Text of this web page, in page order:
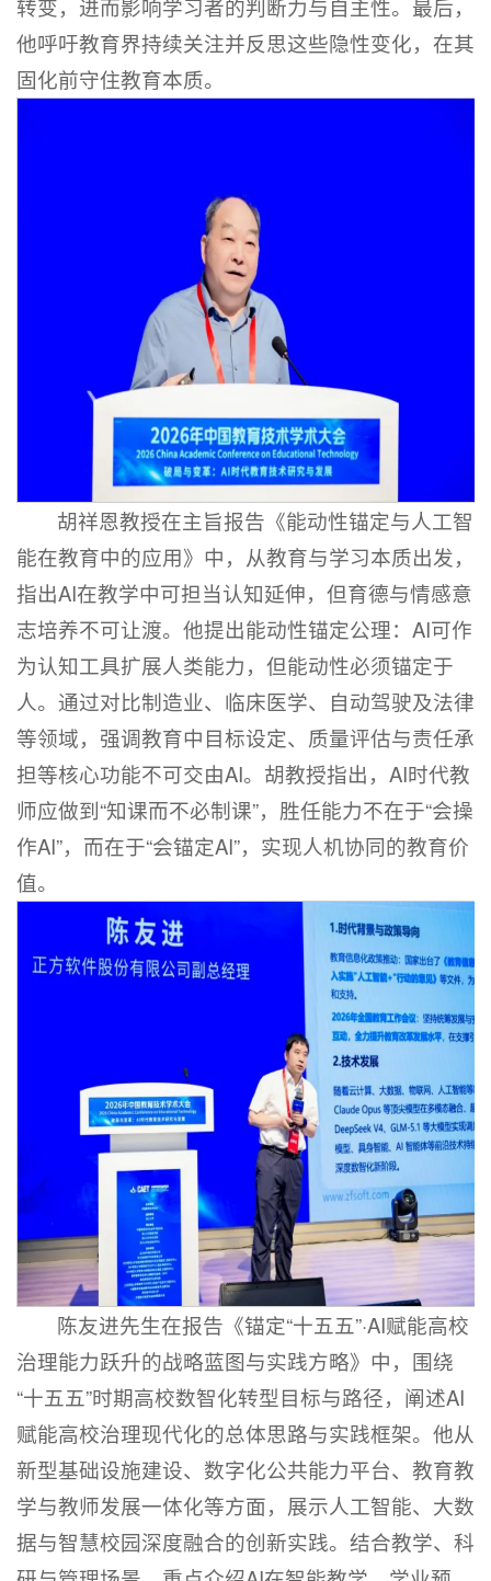
转变，进而影响学习者的判断力与自主性。最后，
他呼吁教育界持续关注并反思这些隐性变化，在其
固化前守住教育本质。
胡祥恩教授在主旨报告《能动性锚定与人工智
能在教育中的应用》中，从教育与学习本质出发，
指出AI在教学中可担当认知延伸，但育德与情感意
志培养不可让渡。他提出能动性锚定公理：AI可作
为认知工具扩展人类能力，但能动性必须锚定于
人。通过对比制造业、临床医学、自动驾驶及法律
等领域，强调教育中目标设定、质量评估与责任承
担等核心功能不可交由AI。胡教授指出，AI时代教
师应做到“知课而不必制课”，胜任能力不在于“会操
作AI”，而在于“会锚定AI”，实现人机协同的教育价
值。
陈友进先生在报告《锚定“十五五”·AI赋能高校
治理能力跃升的战略蓝图与实践方略》中，围绕
“十五五”时期高校数智化转型目标与路径，阐述AI
赋能高校治理现代化的总体思路与实践框架。他从
新型基础设施建设、数字化公共能力平台、教育教
学与教师发展一体化等方面，展示人工智能、大数
据与智慧校园深度融合的创新实践。结合教学、科